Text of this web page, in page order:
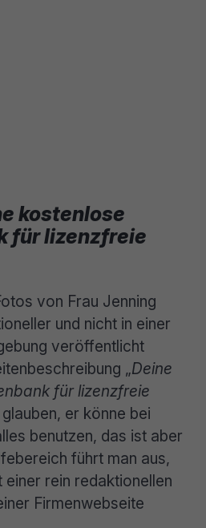
kostenlose
für lizenzfreie
von Frau Jenning
und nicht in einer
veröffentlicht
„Deine
für lizenzfreie
er könne bei
benutzen, das ist aber
führt man aus,
einer rein redaktionellen
Firmenwebseite